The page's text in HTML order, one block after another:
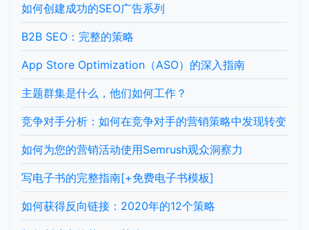
如何创建成功的SEO广告系列
B2B SEO：完整的策略
App Store Optimization（ASO）的深入指南
主题群集是什么，他们如何工作？
竞争对手分析：如何在竞争对手的营销策略中发现转变
如何为您的营销活动使用Semrush观众洞察力
写电子书的完整指南[+免费电子书模板]
如何获得反向链接：2020年的12个策略